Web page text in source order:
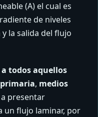
(A) el cual es
de niveles
la salida del flujo
a todos aquellos
, medios
presentar
un flujo laminar, por